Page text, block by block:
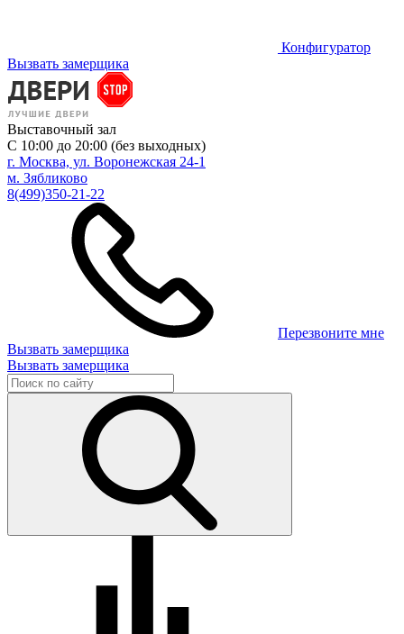
Конфигуратор
Вызвать замерщика
Выставочный зал
С 10:00 до 20:00 (без выходных)
г. Москва, ул. Воронежская 24-1
м. Зябликово
8(499)350-21-22
Перезвоните мне
Вызвать замерщика
Вызвать замерщика